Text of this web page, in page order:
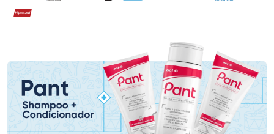
Hipercard
Promoção em Destaque